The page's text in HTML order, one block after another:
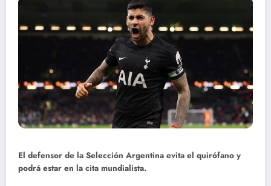
El defensor de la Selección Argentina evita el quirófano y
podrá estar en la cita mundialista.